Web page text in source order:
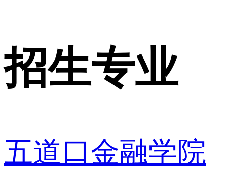
招生专业
五道口金融学院